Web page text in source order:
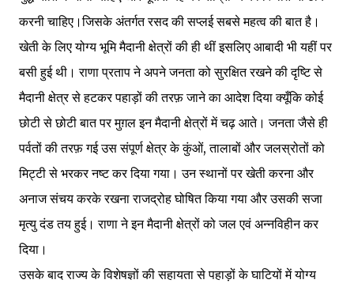
करनी चाहिए।जिसके अंतर्गत रसद की सप्लई सबसे महत्व की बात है।
खेती के लिए योग्य भूमि मैदानी क्षेत्रों की ही थीं इसलिए आबादी भी यहीं पर
बसी हुई थी। राणा प्रताप ने अपने जनता को सुरक्षित रखने की दृष्टि से
मैदानी क्षेत्र से हटकर पहाड़ों की तरफ़ जाने का आदेश दिया क्यूँकि कोई
छोटी से छोटी बात पर मुग़ल इन मैदानी क्षेत्रों में चढ़ आते। जनता जैसे ही
पर्वतों की तरफ़ गई उस संपूर्ण क्षेत्र के कुंओं, तालाबों और जलस्रोतों को
मिट्टी से भरकर नष्ट कर दिया गया। उन स्थानों पर खेती करना और
अनाज संचय करके रखना राजद्रोह घोषित किया गया और उसकी सजा
मृत्यु दंड तय हुई। राणा ने इन मैदानी क्षेत्रों को जल एवं अन्नविहीन कर
दिया।
उसके बाद राज्य के विशेषज्ञों की सहायता से पहाड़ों के घाटियों में योग्य